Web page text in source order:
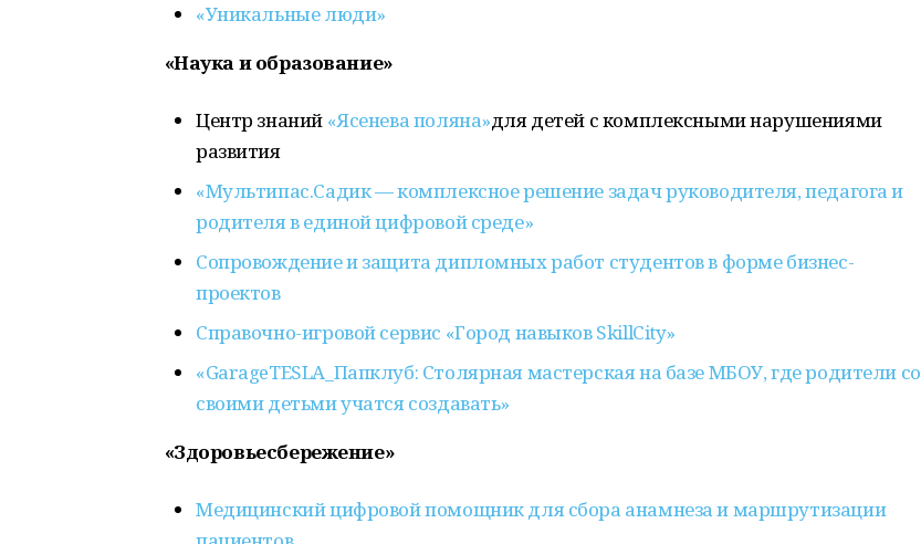
«Уникальные люди»
«Наука и образование»
Центр знаний «Ясенева поляна»для детей с комплексными нарушениями
развития
«Мультипас.Садик — комплексное решение задач руководителя, педагога и
родителя в единой цифровой среде»
Сопровождение и защита дипломных работ студентов в форме бизнес-
проектов
Справочно-игровой сервис «Город навыков SkillCity»
«GarageTESLA_Папклуб: Столярная мастерская на базе МБОУ, где родители со
своими детьми учатся создавать»
«Здоровьесбережение»
Медицинский цифровой помощник для сбора анамнеза и маршрутизации